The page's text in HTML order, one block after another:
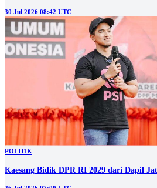
30 Jul 2026 08:42 UTC
POLITIK
Kaesang Bidik DPR RI 2029 dari Dapil